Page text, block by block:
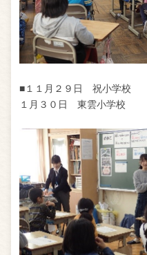
■１１月２９
１月３０日 東雲小学校